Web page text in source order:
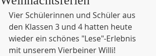
Vier Schülerinnen und Schüler aus
den Klassen 3 und 4 hatten heute
wieder ein schönes "Lese"-Erlebnis
mit unserem Vierbeiner Willi!